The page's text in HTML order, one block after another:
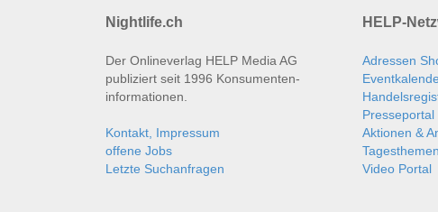
Nightlife.ch
Der Onlineverlag HELP Media AG
publiziert seit 1996 Konsumenten­
informationen.
Kontakt, Impressum
offene Jobs
Letzte Suchanfragen
HELP-
Adressen
Presseportal
Aktionen &
Tagesthemen
Video Portal